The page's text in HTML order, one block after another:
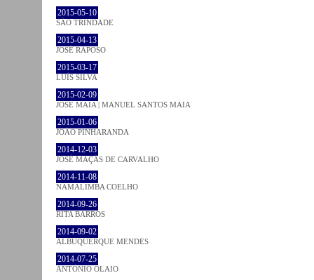
2015-05-10
SÃO TRINDADE
2015-04-13
JOSÉ RAPOSO
2015-03-17
LUÍS SILVA
2015-02-09
JOSÉ MAIA | MANUEL SANTOS MAIA
2015-01-06
JOÃO PINHARANDA
2014-12-03
JOSÉ MAÇÃS DE CARVALHO
2014-11-08
NAMALIMBA COELHO
2014-09-26
RITA BARROS
2014-09-02
ALBUQUERQUE MENDES
2014-07-25
ANTÓNIO OLAIO